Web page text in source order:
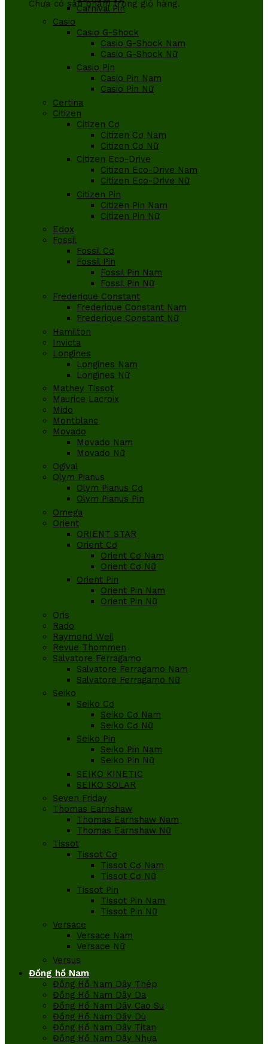
Chưa có sản phẩm trong giỏ hàng.
Carnival Pin
Casio
Casio G-Shock
Casio G-Shock Nam
Casio G-Shock Nữ
Casio Pin
Casio Pin Nam
Casio Pin Nữ
Certina
Citizen
Citizen Cơ
Citizen Cơ Nam
Citizen Cơ Nữ
Citizen Eco-Drive
Citizen Eco-Drive Nam
Citizen Eco-Drive Nữ
Citizen Pin
Citizen Pin Nam
Citizen Pin Nữ
Edox
Fossil
Fossil Cơ
Fossil Pin
Fossil Pin Nam
Fossil Pin Nữ
Frederique Constant
Frederique Constant Nam
Frederique Constant Nữ
Hamilton
Invicta
Longines
Longines Nam
Longines Nữ
Mathey Tissot
Maurice Lacroix
Mido
Montblanc
Movado
Movado Nam
Movado Nữ
Ogival
Olym Pianus
Olym Pianus Cơ
Olym Pianus Pin
Omega
Orient
ORIENT STAR
Orient Cơ
Orient Cơ Nam
Orient Cơ Nữ
Orient Pin
Orient Pin Nam
Orient Pin Nữ
Oris
Rado
Raymond Weil
Revue Thommen
Salvatore Ferragamo
Salvatore Ferragamo Nam
Salvatore Ferragamo Nữ
Seiko
Seiko Cơ
Seiko Cơ Nam
Seiko Cơ Nữ
Seiko Pin
Seiko Pin Nam
Seiko Pin Nữ
SEIKO KINETIC
SEIKO SOLAR
Seven Friday
Thomas Earnshaw
Thomas Earnshaw Nam
Thomas Earnshaw Nữ
Tissot
Tissot Cơ
Tissot Cơ Nam
Tissot Cơ Nữ
Tissot Pin
Tissot Pin Nam
Tissot Pin Nữ
Versace
Versace Nam
Versace Nữ
Versus
Đồng hồ Nam
Đồng Hồ Nam Dây Thép
Đồng Hồ Nam Dây Da
Đồng Hồ Nam Dây Cao Su
Đồng Hồ Nam Dây Dù
Đồng Hồ Nam Dây Titan
Đồng Hồ Nam Dây Nhựa